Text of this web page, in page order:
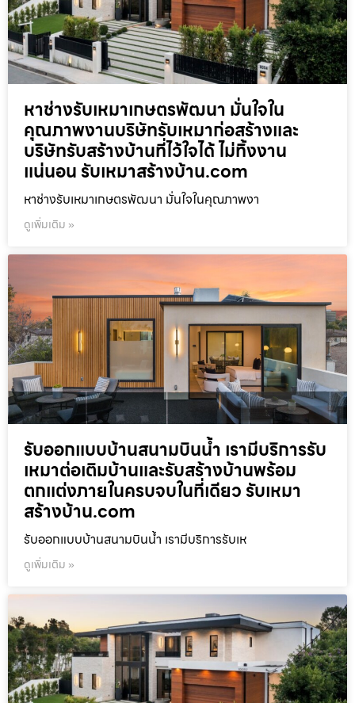
หาช่างรับเหมาเกษตรพัฒนา มั่นใจใน
คุณภาพงานบริษัทรับเหมาก่อสร้างและ
บริษัทรับสร้างบ้านที่ไว้ใจได้ ไม่ทิ้งงาน
แน่นอน รับเหมาสร้างบ้าน.com
หาช่างรับเหมาเกษตรพัฒนา มั่นใจในคุณภาพงา
ดูเพิ่มเติม »
รับออกแบบบ้านสนามบินน้ำ เรามีบริการรับ
เหมาต่อเติมบ้านและรับสร้างบ้านพร้อม
ตกแต่งภายในครบจบในที่เดียว รับเหมา
สร้างบ้าน.com
รับออกแบบบ้านสนามบินน้ำ เรามีบริการรับเห
ดูเพิ่มเติม »